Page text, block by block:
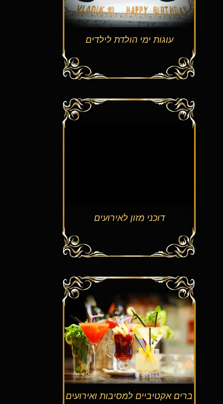
עוגות ימי הולדת לילדים
דוכני מזון לאירועים
ברים אקטיביים למסיבות ואירועים